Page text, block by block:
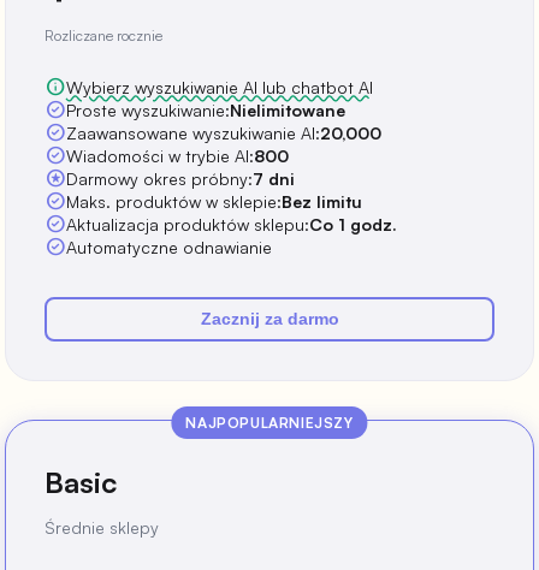
Rozliczane rocznie
infoWybierz wyszukiwanie AI lub chatbot AI
check_circleProste wyszukiwanie:Nielimitowane
check_circleZaawansowane wyszukiwanie AI:20,000
check_circleWiadomości w trybie AI:800
starsDarmowy okres próbny:7 dni
check_circleMaks. produktów w sklepie:Bez limitu
check_circleAktualizacja produktów sklepu:Co 1 godz.
check_circleAutomatyczne odnawianie
Zacznij za darmo
NAJPOPULARNIEJSZY
Basic
Średnie sklepy